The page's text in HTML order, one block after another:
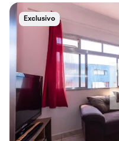
Exclusivo